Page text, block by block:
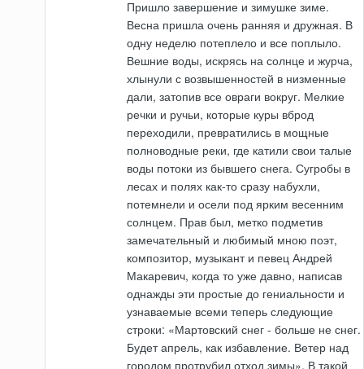
Пришло завершение и зимушке зиме.
Весна пришла очень ранняя и дружная. В
одну неделю потеплело и все поплыло.
Вешние воды, искрясь на солнце и журча,
хлынули с возвышенностей в низменные
дали, затопив все овраги вокруг. Мелкие
речки и ручьи, которые куры вброд
переходили, превратились в мощные
полноводные реки, где катили свои талые
воды потоки из бывшего снега. Сугробы в
лесах и полях как-то сразу набухли,
потемнели и осели под ярким весенним
солнцем. Прав был, метко подметив
замечательный и любимый мною поэт,
композитор, музыкант и певец Андрей
Макаревич, когда то уже давно, написав
однажды эти простые до гениальности и
узнаваемые всеми теперь следующие
строки: «Мартовский снег - больше не снег.
Будет апрель, как избавление. Ветер над
городом протрубил отход зимы». В такой